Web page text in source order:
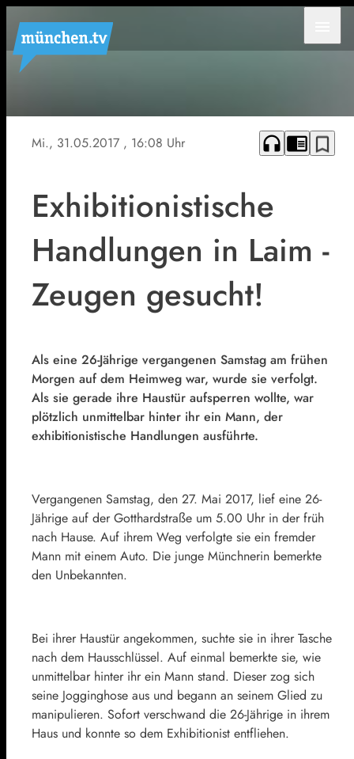
Symbolfoto
Mi., 31.05.2017 , 16:08 Uhr headphones chrome_reader_mode bookmark_border
Exhibitionistische
Handlungen in Laim -
Zeugen gesucht!
Als eine 26-Jährige vergangenen Samstag am frühen
Morgen auf dem Heimweg war, wurde sie verfolgt.
Als sie gerade ihre Haustür aufsperren wollte, war
plötzlich unmittelbar hinter ihr ein Mann, der
exhibitionistische Handlungen ausführte.
Vergangenen Samstag, den 27. Mai 2017, lief eine 26-
Jährige auf der Gotthardstraße um 5.00 Uhr in der früh
nach Hause. Auf ihrem Weg verfolgte sie ein fremder
Mann mit einem Auto. Die junge Münchnerin bemerkte
den Unbekannten.
Bei ihrer Haustür angekommen, suchte sie in ihrer Tasche
nach dem Hausschlüssel. Auf einmal bemerkte sie, wie
unmittelbar hinter ihr ein Mann stand. Dieser zog sich
seine Jogginghose aus und begann an seinem Glied zu
manipulieren. Sofort verschwand die 26-Jährige in ihrem
Haus und konnte so dem Exhibitionist entfliehen.